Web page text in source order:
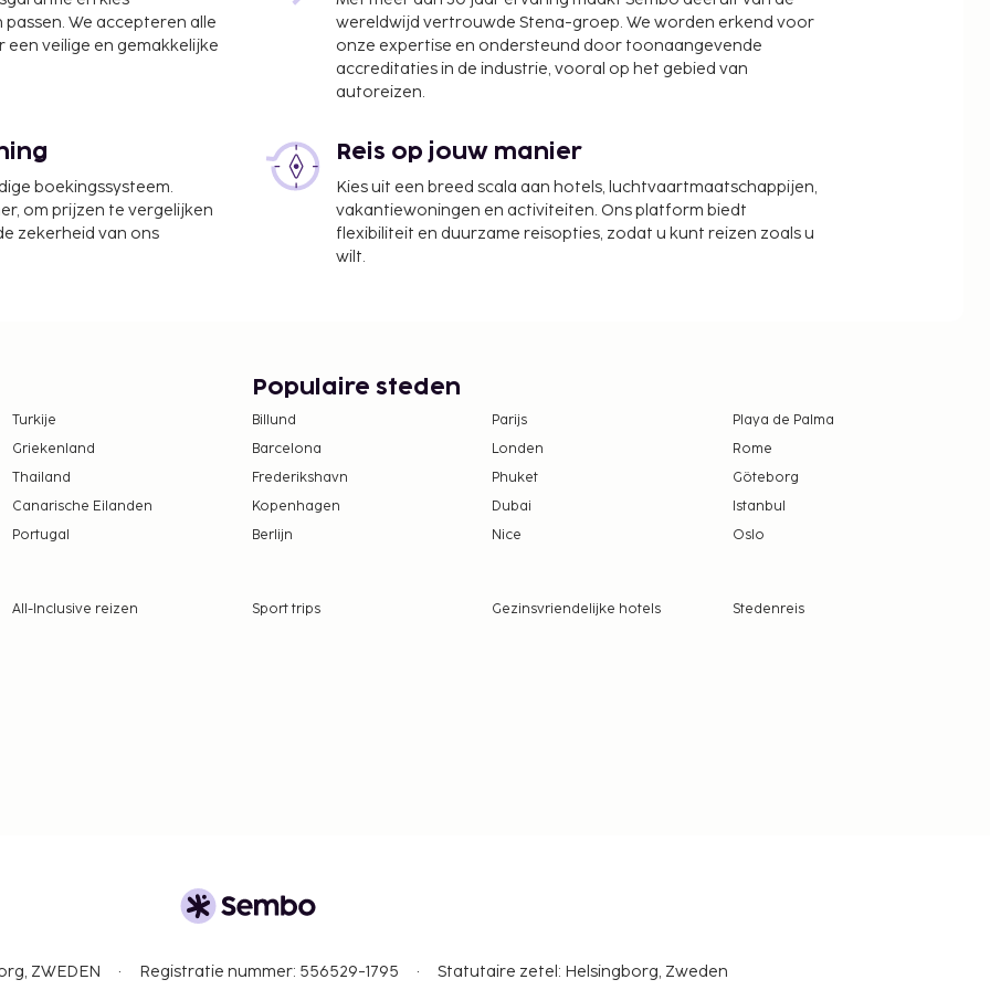
- 20,6 km
een snelle
Neem de
verblijf
afhankelijk van
zijn mogelijk
je contact opneemt
We accepteren alle
veilige en gemakkelijke
wereldwijd vertrouwde Stena-groep. We worden erkend voor
onze expertise en ondersteund door toonaangevende
accreditaties in de industrie, vooral op het gebied van
autoreizen.
boekingssysteem.
om prijzen te vergelijken
zekerheid van ons
Reis op jouw manier
Kies uit een breed scala aan hotels, luchtvaartmaatschappijen,
vakantiewoningen en activiteiten. Ons platform biedt
flexibiliteit en duurzame reisopties, zodat u kunt reizen zoals u
wilt.
Turkije
Griekenland
Thailand
Canarische Eilanden
Portugal
Populaire steden
Billund Parijs
Playa de Palma
Barcelona
Londen
Rome
Frederikshavn
Phuket
Göteborg
Kopenhagen
Dubai
Istanbul
Berlijn
Nice Oslo
All-Inclusive reizen Sport trips Gezinsvriendelijke hotels
Stedenreis
ZWEDEN Registratie nummer: 556529-1795 Statutaire zetel: Helsingborg, Zweden